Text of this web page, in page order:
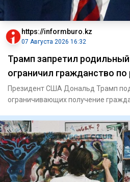
https://informburo.kz
07 Августа 2026 16:32
Трамп запретил
ограничил гражданство
Президент США Дональд Трамп
ограничивающих получение